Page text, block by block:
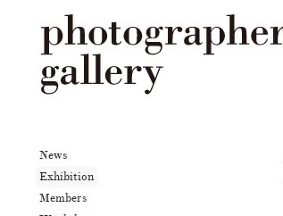
News
Exhibition
Members